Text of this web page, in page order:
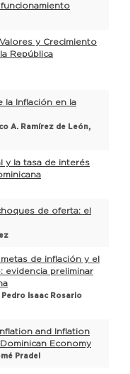
y Crecimiento
República
la Inflación en la
A. Ramírez de León,
y la tasa de interés
de oferta: el
de inflación y el
evidencia preliminar
Pedro Isaac Rosario
and Inflation
Economy
Pradel